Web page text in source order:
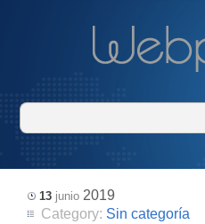
13 junio 2019
Category: Sin categoría